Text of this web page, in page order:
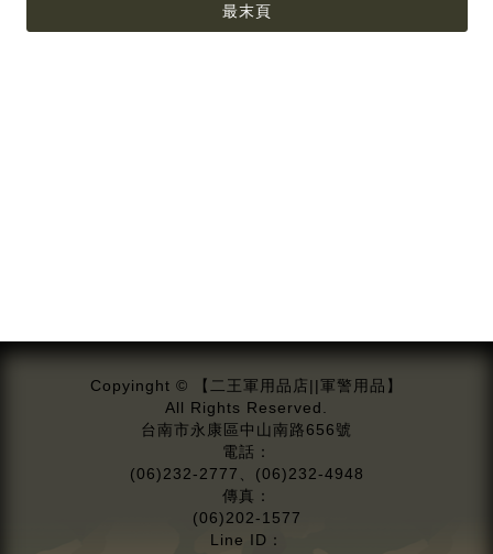
最末頁
Copyinght © 【二王軍用品店||軍警用品】
All Rights Reserved.
台南市永康區中山南路656號
電話：
(06)232-2777、(06)232-4948
傳真：
(06)202-1577
Line ID：